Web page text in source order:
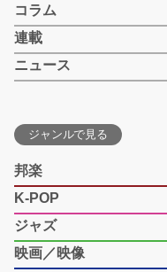
コラム
連載
ニュース
ジャンルで見る
邦楽
K-POP
ジャズ
映画／映像